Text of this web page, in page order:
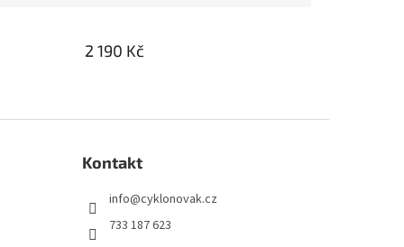
2 190 Kč
Kontakt
info@cyklonovak.cz
733 187 623